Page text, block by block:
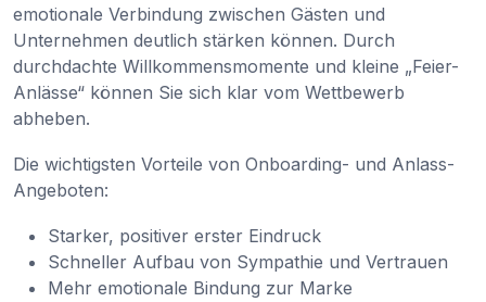
emotionale Verbindung zwischen Gästen und
Unternehmen deutlich stärken können. Durch
durchdachte Willkommensmomente und kleine „Feier-
Anlässe“ können Sie sich klar vom Wettbewerb
abheben.
Die wichtigsten Vorteile von Onboarding- und Anlass-
Angeboten:
Starker, positiver erster Eindruck
Schneller Aufbau von Sympathie und Vertrauen
Mehr emotionale Bindung zur Marke